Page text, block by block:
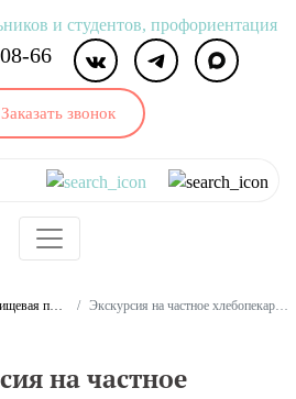
66
Заказать звонок
промышленность. Экскурсии Экскурсия на частное хлебопекарное производство для школьников (экскурсия для класса)
на частное